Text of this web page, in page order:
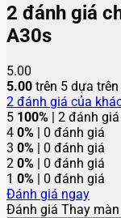
2 đánh giá
A30s
5.00
5.00 trên 5 dựa trên
2 đánh giá của
5 100% | 2 đánh giá
4 0% | 0 đánh giá
3 0% | 0 đánh giá
2 0% | 0 đánh giá
1 0% | 0 đánh giá
Đánh giá ngay
Đánh giá Thay